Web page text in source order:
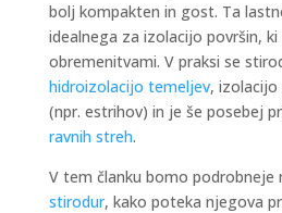
bolj kompakten in gost. Ta
idealnega za izolacijo površin,
obremenitvami. V praksi se
hidroizolacijo temeljev, izolacijo
(npr. estrihov) in je še posebej
ravnih streh.
V tem članku bomo podrobneje
stirodur, kako poteka njegova